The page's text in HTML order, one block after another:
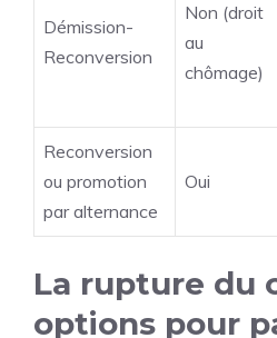
Démission-
Reconversion
Non (droit
au
chômage)
Reconversion
ou promotion
par alternance
Oui
La rupture du
options pour